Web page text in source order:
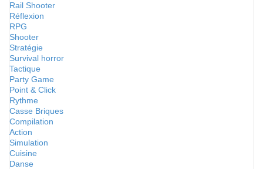
Rail Shooter
Réflexion
RPG
Shooter
Stratégie
Survival horror
Tactique
Party Game
Point & Click
Rythme
Casse Briques
Compilation
Action
Simulation
Cuisine
Danse